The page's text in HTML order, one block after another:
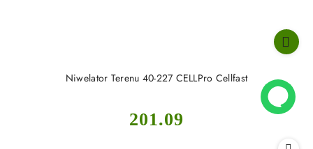
Niwelator Terenu 40-227 CELLPro Cellfast
Cena:
201.09